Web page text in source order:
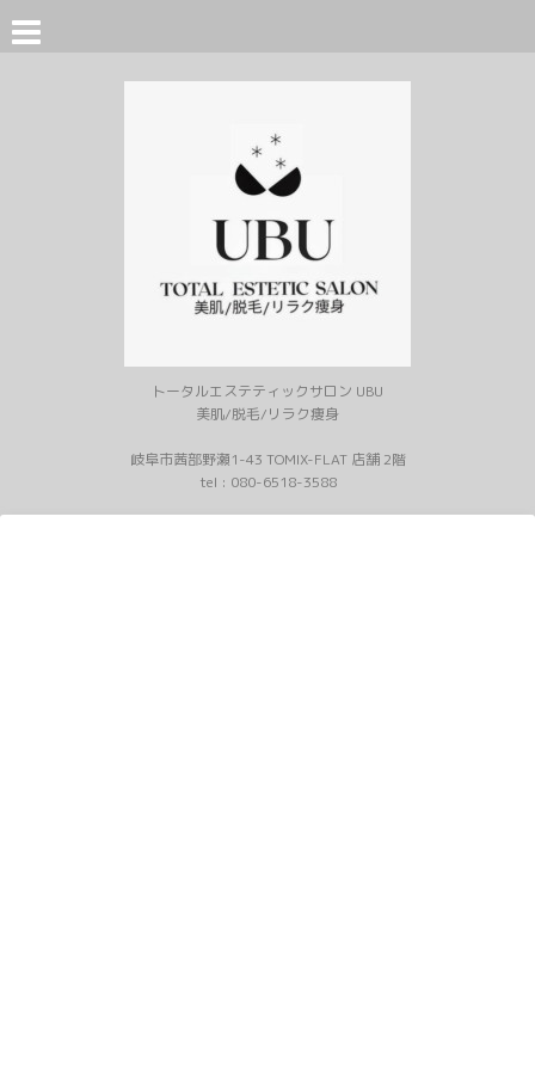
トータルエステティックサロン UBU
美肌/脱毛/リラク痩身
岐阜市茜部野瀬1-43 TOMIX-FLAT 店舗 2階
tel : 080-6518-3588